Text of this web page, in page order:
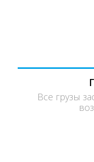
Все грузы